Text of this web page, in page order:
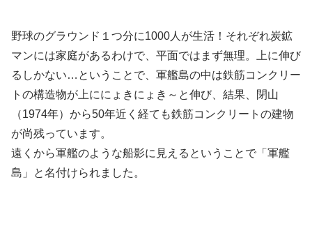
野球のグラウンド１つ分に1000人が生活！それぞれ炭鉱
マンには家庭があるわけで、平面ではまず無理。上に伸び
るしかない…ということで、軍艦島の中は鉄筋コンクリー
トの構造物が上ににょきにょき～と伸び、結果、閉山
（1974年）から50年近く経ても鉄筋コンクリートの建物
が尚残っています。
遠くから軍艦のような船影に見えるということで「軍艦
島」と名付けられました。